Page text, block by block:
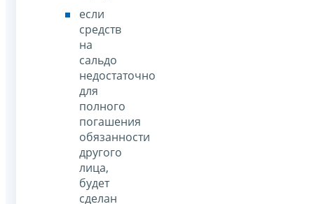
если
средств
на
сальдо
недостаточно
для
полного
погашения
обязанности
другого
лица,
будет
сделан